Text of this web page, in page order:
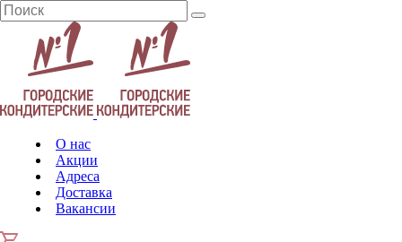
О нас
Акции
Адреса
Доставка
Вакансии